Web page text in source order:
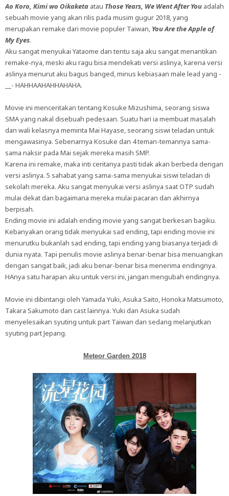
Ao Koro, Kimi wo Oikaketa atau Those Years, We Went After You adalah
sebuah movie yang akan rilis pada musim gugur 2018, yang
merupakan remake dari movie populer Taiwan, You Are the Apple of
My Eyes.
Aku sangat menyukai Yataome dan tentu saja aku sangat menantikan
remake-nya, meski aku ragu bisa mendekati versi aslinya, karena versi
aslinya menurut aku bagus banged, minus kebiasaan male lead yang -
__- HAHHAAHAHHAHAHA.
Movie ini menceritakan tentang Kosuke Mizushima, seorang siswa
SMA yang nakal disebuah pedesaan. Suatu hari ia membuat masalah
dan wali kelasnya meminta Mai Hayase, seorang siswi teladan untuk
mengawasinya. Sebenarnya Kosuke dan 4 teman-temannya sama-
sama naksir pada Mai sejak mereka masih SMP.
Karena ini remake, maka inti ceritanya pasti tidak akan berbeda dengan
versi aslinya. 5 sahabat yang sama-sama menyukai siswi teladan di
sekolah mereka. Aku sangat menyukai versi aslinya saat OTP sudah
mulai dekat dan bagaimana mereka mulai pacaran dan akhirnya
berpisah.
Ending movie ini adalah ending movie yang sangat berkesan bagiku.
Kebanyakan orang tidak menyukai sad ending, tapi ending movie ini
menurutku bukanlah sad ending, tapi ending yang biasanya terjadi di
dunia nyata. Tapi penulis movie aslinya benar-benar bisa menuangkan
dengan sangat baik, jadi aku benar-benar bisa menerima endingnya.
HAnya satu harapan aku untuk versi ini, jangan mengubah endingnya.
Movie ini dibintangi oleh Yamada Yuki, Asuka Saito, Honoka Matsumoto,
Takara Sakumoto dan cast lainnya. Yuki dan Asuka sudah
menyelesaikan syuting untuk part Taiwan dan sedang melanjutkan
syuting part Jepang.
Meteor Garden 2018